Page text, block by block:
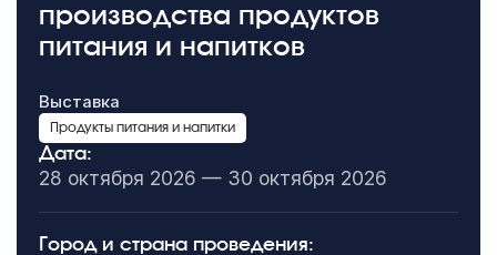
производства продуктов
питания и напитков
Выставка
Продукты питания и напитки
Дата:
28 октября 2026 — 30 октября 2026
Город и страна проведения: